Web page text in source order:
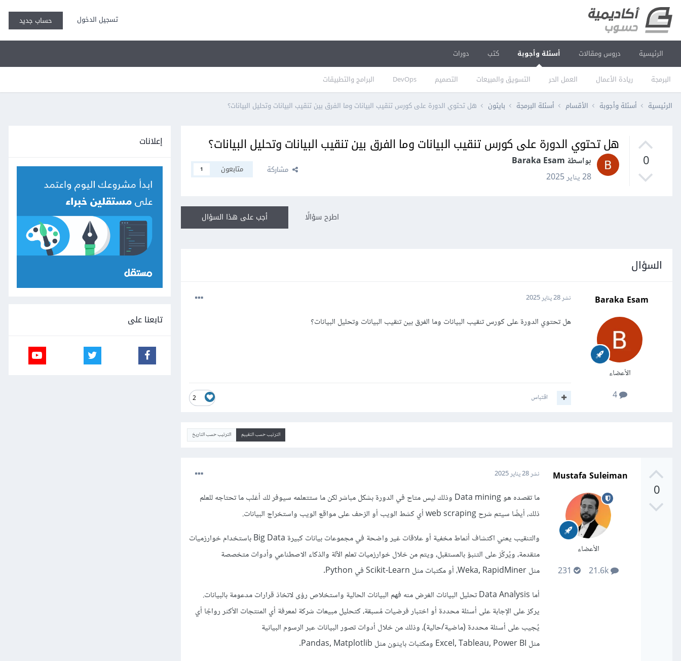
تسجيل الدخول حساب جديد
الرئيسية دروس ومقالات أسئلة وأجوبة
البرمجة ريادة الأعمال العمل الحر التسويق والمبيعات التصميم DevOps البرامج والتطبيقات
كتب دورات
الرئيسية أسئلة وأجوبة الأقسام أسئلة البرمجة بايثون هل تحتوي الدورة على كورس تنقيب البيانات وما الفرق بين تنقيب البيانات وتحليل البيانات؟
0
هل تحتوي الدورة على كورس تنقيب البيانات وما الفرق بين تنقيب البيانات وتحليل البيانات؟
بواسطة Baraka Esam
28 يناير 2025
مشاركة متابعون 1
أجب على هذا السؤال اطرح سؤالًا
السؤال
Baraka Esam
الأعضاء
4
نشر28 يناير 2025
هل تحتوي الدورة على كورس تنقيب البيانات وما الفرق بين تنقيب البيانات وتحليل البيانات؟
2 اقتباس
الترتيب حسب التقييم الترتيب حسب التاريخ
0
Mustafa Suleiman
الأعضاء
نشر28 يناير 2025
ما تقصده هو Data mining وذلك ليس متاح في الدورة بشكل مباشر لكن ما ستتعلمه سيوفر لك أغلب ما تحتاجه للعلم
ذلك، أيضًا سيتم شرح web scraping أي كشط الويب أو الزحف على مواقع الويب واستخراج البيانات.
والتنقيب يعني اكتشاف أنماط مخفية أو علاقات غير واضحة في مجموعات بيانات كبيرة Big Data باستخدام خوارزميات
متقدمة، ويُركّز على التنبؤ بالمستقبل، ويتم من خلال خوارزميات تعلم الآلة والذكاء الاصطناعي وأدوات متخصصة
مثل Weka, RapidMiner، أو مكتبات مثل Scikit-Learn في Python.
أما Data Analysis تحليل البيانات الغرض منه فهم البيانات الحالية واستخلاص رؤى لاتخاذ قرارات مدعومة بالبيانات.
يركز على الإجابة على أسئلة محددة أو اختبار فرضيات مُسبقة، كتحليل مبيعات شركة لمعرفة أي المنتجات الأكثر رواجًا أي
يُجيب على أسئلة محددة (ماضية/حالية)، وذلك من خلال أدوات تصور البيانات عبر الرسوم البيانية
مثل Excel, Tableau, Power BI ومكتبات بايثون مثل Pandas, Matplotlib.
إعلانات
تابعنا على